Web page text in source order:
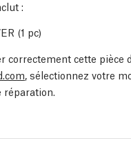
:
(1 pc)
correctement cette pièce
, sélectionnez votre
réparation.